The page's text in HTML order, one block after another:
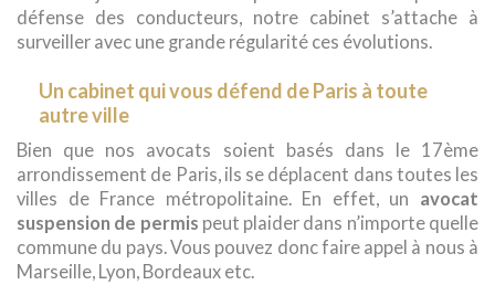
défense des conducteurs, notre cabinet s’attache à
surveiller avec une grande régularité ces évolutions.
Un cabinet qui vous défend de Paris à toute
autre ville
Bien que nos avocats soient basés dans le 17ème
arrondissement de Paris, ils se déplacent dans toutes les
villes de France métropolitaine. En effet, un avocat
suspension de permis peut plaider dans n’importe quelle
commune du pays. Vous pouvez donc faire appel à nous à
Marseille, Lyon, Bordeaux etc.